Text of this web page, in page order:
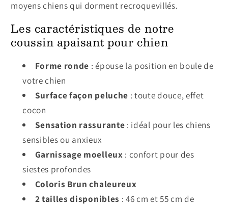
moyens chiens qui dorment recroquevillés.
Les caractéristiques de notre
coussin apaisant pour chien
Forme ronde : épouse la position en boule de
votre chien
Surface façon peluche : toute douce, effet
cocon
Sensation rassurante : idéal pour les chiens
sensibles ou anxieux
Garnissage moelleux : confort pour des
siestes profondes
Coloris Brun chaleureux
2 tailles disponibles : 46 cm et 55 cm de